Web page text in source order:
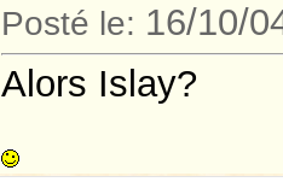
Posté le: 16/10/
Alors Islay?